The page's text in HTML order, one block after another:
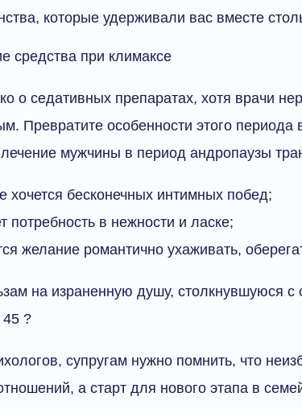
которые удерживали вас вместе
средства при климаксе
о седативных препаратах, хотя врачи
Превратите особенности этого периода
мужчины в период андропаузы
хочется бесконечных интимных побед;
потребность в нежности и ласке;
желание романтично ухаживать,
на израненную душу, столкнувшуюся с
?
супругам нужно помнить, что
а старт для нового этапа в